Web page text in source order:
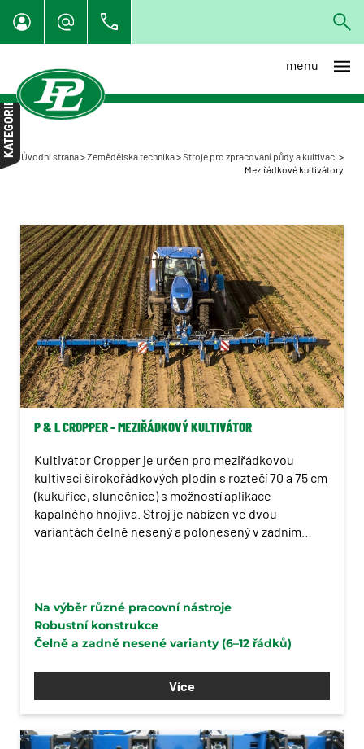
menu
Úvodní strana>Zemědělská technika>Stroje pro zpracování půdy a kultivaci >
Meziřádkové kultivátory
KATEGORIE
Individuální dovoz techniky z
EU
Specialista na organické
Nakladače a manipulátory
Rozmetadla, aplikátory,
cisterny
Návěsy, přívěsy, vyvážecí
technika
Sběrač kamenů
Stroje pro zpracování půdy
a kultivaci
Stroje pro pásové zpracování
Kombinátory
Kypřiče
Diskové brány
Secí stroje
P & L CROPPER - MEZIŘÁDKOVÝ KULTIVÁTOR
Kultivátor Cropper je určen pro meziřádkovou
kultivaci širokořádkových plodin s roztečí 70 a 75 cm
(kukuřice, slunečnice) s možností aplikace
kapalného hnojiva. Stroj je nabízen ve dvou
variantách čelně nesený a polonesený v zadním
Na výběr různé pracovní nástroje
Robustní konstrukce
Čelně a zadně nesené varianty (6–12 řádků)
Více